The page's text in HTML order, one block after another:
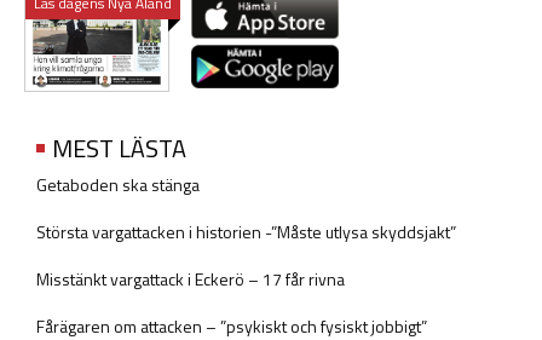
MEST LÄSTA
Getaboden ska stänga
Största vargattacken i historien -”Måste utlysa skyddsjakt”
Misstänkt vargattack i Eckerö – 17 får rivna
Fårägaren om attacken – ”psykiskt och fysiskt jobbigt”